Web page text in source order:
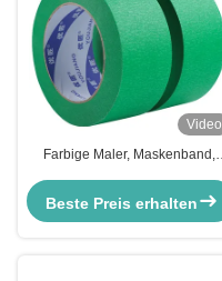
Video
Farbige Maler, Maskenband,
160mc.
Beste Preis erhalten